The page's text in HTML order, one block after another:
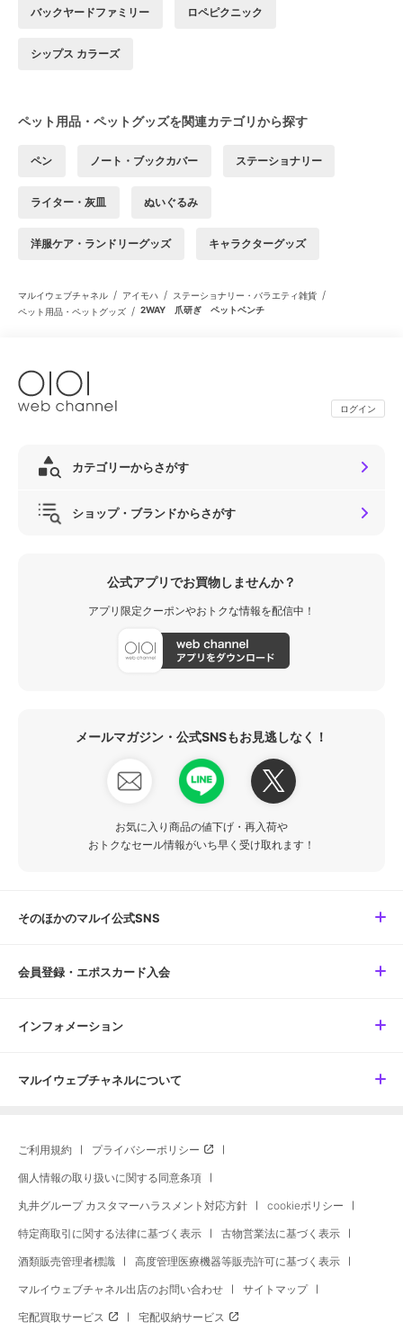
バックヤードファミリー ロペピクニック
シップス カラーズ
ペット用品・ペットグッズを関連カテゴリから探す
ペン ノート・ブックカバー ステーショナリー
ライター・灰皿 ぬいぐるみ
洋服ケア・ランドリーグッズ キャラクターグッズ
マルイウェブチャネル / アイモハ / ステーショナリー・バラエティ雑貨 /
ペット用品・ペットグッズ / 2WAY 爪研ぎ ペットベンチ
ログイン
カテゴリーからさがす
ショップ・ブランドからさがす
公式アプリでお買物しませんか？
アプリ限定クーポンやおトクな情報を配信中！
メールマガジン・公式SNSもお見逃しなく！
お気に入り商品の値下げ・再入荷や
おトクなセール情報がいち早く受け取れます！
そのほかのマルイ公式SNS
会員登録・エポスカード入会
インフォメーション
マルイウェブチャネルについて
ご利用規約 プライバシーポリシー
個人情報の取り扱いに関する同意条項
丸井グループ カスタマーハラスメント対応方針 cookieポリシー
特定商取引に関する法律に基づく表示 古物営業法に基づく表示
酒類販売管理者標識 高度管理医療機器等販売許可に基づく表示
マルイウェブチャネル出店のお問い合わせ サイトマップ
宅配買取サービス 宅配収納サービス